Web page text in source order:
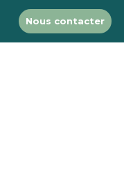
Nous contacter